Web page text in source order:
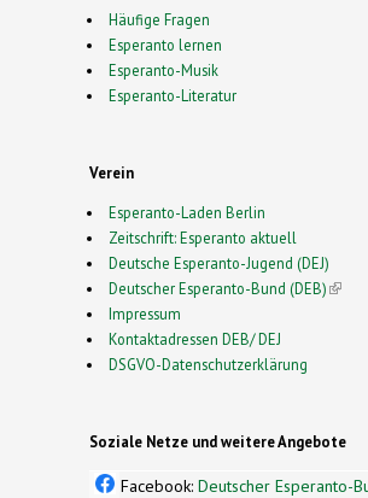
Häufige Fragen
Esperanto lernen
Esperanto-Musik
Esperanto-Literatur
Verein
Esperanto-Laden Berlin
Zeitschrift: Esperanto aktuell
Deutsche Esperanto-Jugend (DEJ)
Deutscher Esperanto-Bund (DEB)(link
Impressum
Kontaktadressen DEB/ DEJ
DSGVO-Datenschutzerklärung
Soziale Netze und weitere Angebote
Facebook: Deutscher Esperanto-